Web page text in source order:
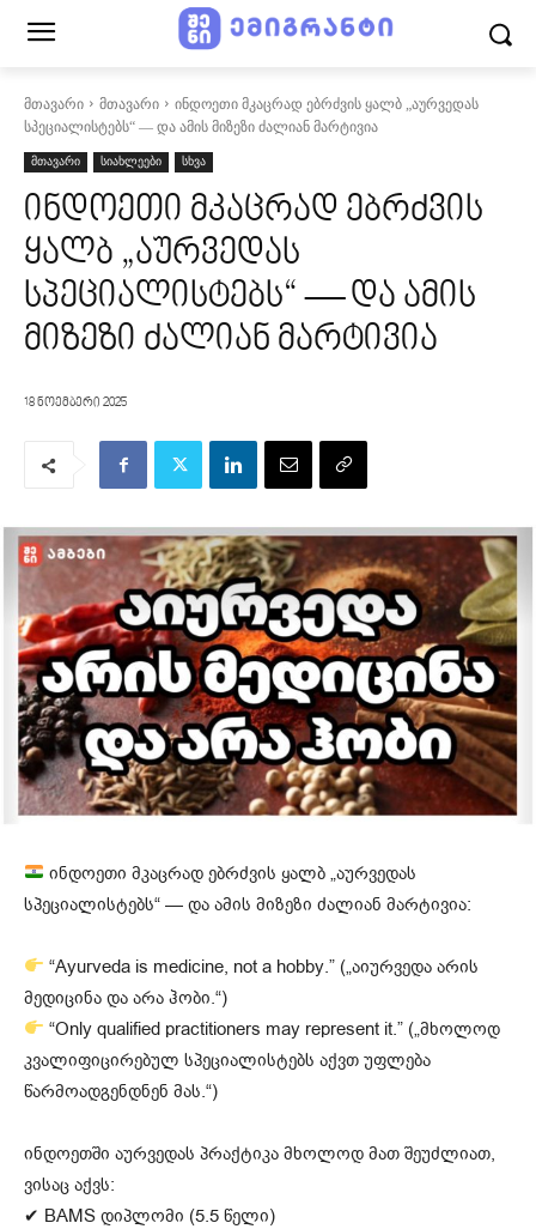
მთავარი მთავარი
ინდოეთი მკაცრად ებრძვის ყალბ „აურვედას
სპეციალისტებს“ — და ამის მიზეზი ძალიან მარტივია
მთავარი სიახლეები სხვა
ინდოეთი მკაცრად ებრძვის
ყალბ „აურვედას
სპეციალისტებს“ — და ამის
მიზეზი ძალიან მარტივია
18 ნოემბერი 2025
ინდოეთი მკაცრად ებრძვის ყალბ „აურვედას
სპეციალისტებს“ — და ამის მიზეზი ძალიან მარტივია:
“Ayurveda is medicine, not a hobby.” („აიურვედა არის
მედიცინა და არა ჰობი.“)
“Only qualified practitioners may represent it.” („მხოლოდ
კვალიფიცირებულ სპეციალისტებს აქვთ უფლება
წარმოადგენდნენ მას.“)
ინდოეთში აურვედას პრაქტიკა მხოლოდ მათ შეუძლიათ,
ვისაც აქვს:
✔ BAMS დიპლომი (5.5 წელი)